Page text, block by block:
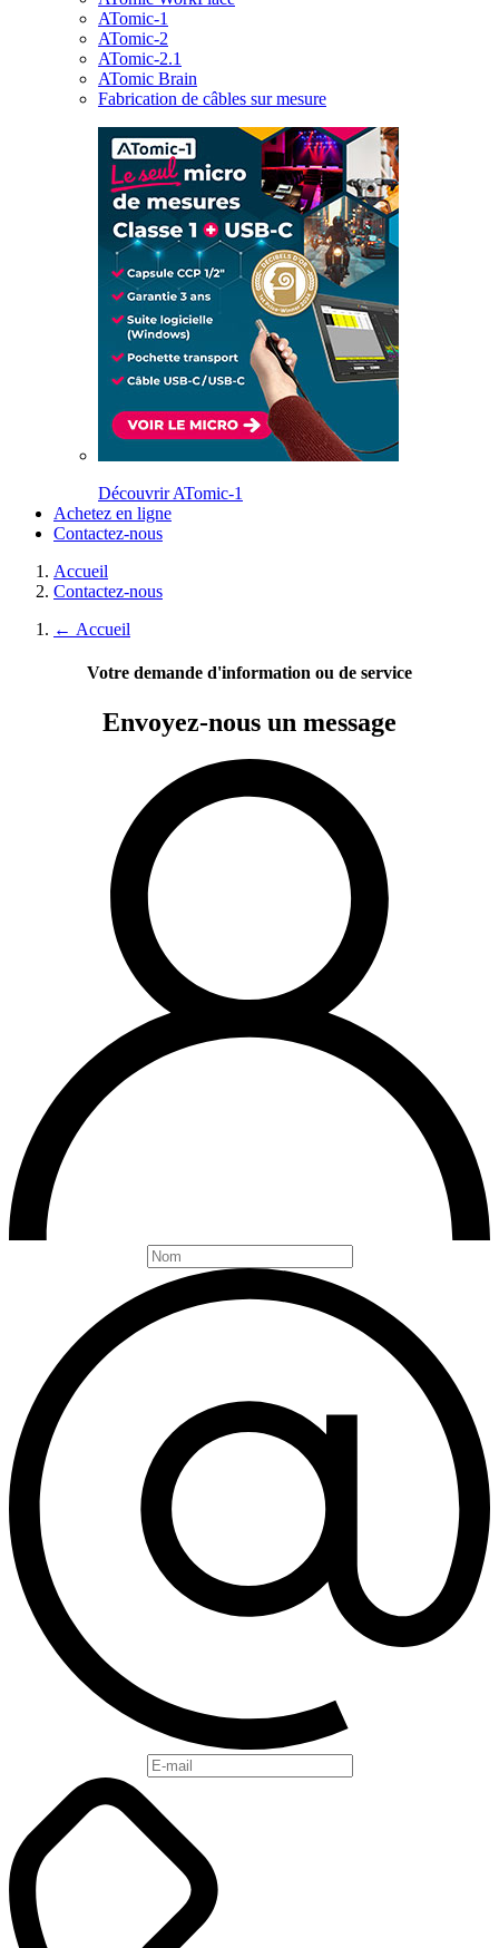
ATomic-1
ATomic-2
ATomic-2.1
ATomic Brain
Fabrication de câbles sur mesure
Découvrir ATomic-1
Achetez en ligne
Contactez-nous
Accueil
Contactez-nous
← Accueil
Votre demande d'information ou de service
Envoyez-nous un message